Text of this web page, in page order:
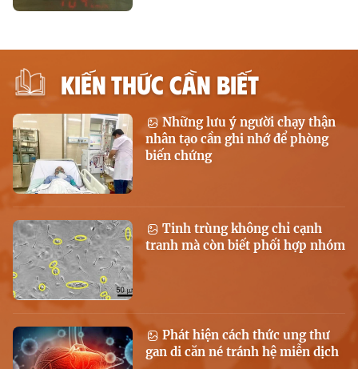
KIẾN THỨC CẦN BIẾT
Những lưu ý người chạy thận
nhân tạo cần ghi nhớ để phòng
biến chứng
Tinh trùng không chỉ cạnh
tranh mà còn biết phối hợp nhóm
Phát hiện cách thức ung thư
gan di căn né tránh hệ miễn dịch